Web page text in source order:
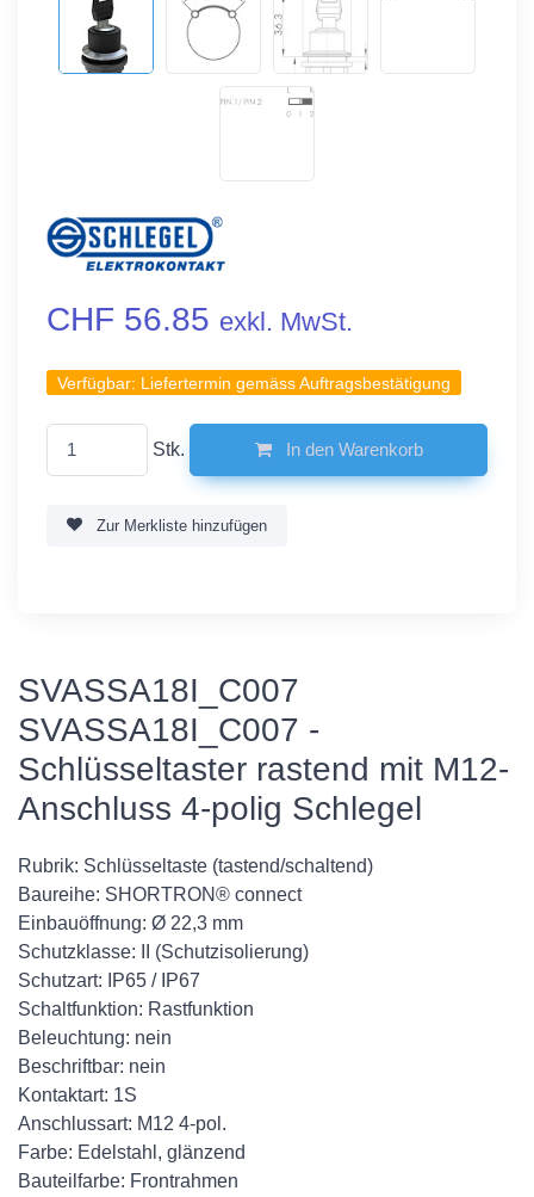
CHF 56.85 exkl. MwSt.
Verfügbar: Liefertermin gemäss Auftragsbestätigung
Stk. In den Warenkorb
Zur Merkliste hinzufügen
SVASSA18I_C007
SVASSA18I_C007 -
Schlüsseltaster rastend mit M12-
Anschluss 4-polig Schlegel
Rubrik: Schlüsseltaste (tastend/schaltend)
Baureihe: SHORTRON® connect
Einbauöffnung: Ø 22,3 mm
Schutzklasse: II (Schutzisolierung)
Schutzart: IP65 / IP67
Schaltfunktion: Rastfunktion
Beleuchtung: nein
Beschriftbar: nein
Kontaktart: 1S
Anschlussart: M12 4-pol.
Farbe: Edelstahl, glänzend
Bauteilfarbe: Frontrahmen